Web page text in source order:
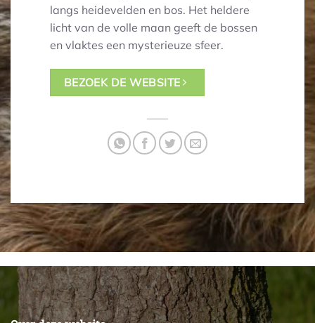
langs heidevelden en bos. Het heldere
licht van de volle maan geeft de bossen
en vlaktes een mysterieuze sfeer.
BEZOEK DE WEBSITE